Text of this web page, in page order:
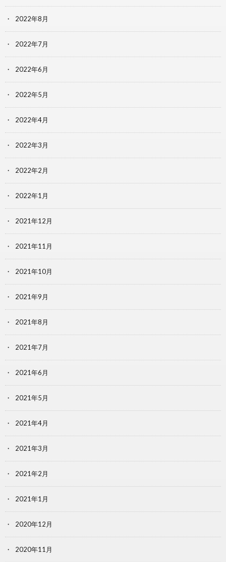
2022年8月
2022年7月
2022年6月
2022年5月
2022年4月
2022年3月
2022年2月
2022年1月
2021年12月
2021年11月
2021年10月
2021年9月
2021年8月
2021年7月
2021年6月
2021年5月
2021年4月
2021年3月
2021年2月
2021年1月
2020年12月
2020年11月